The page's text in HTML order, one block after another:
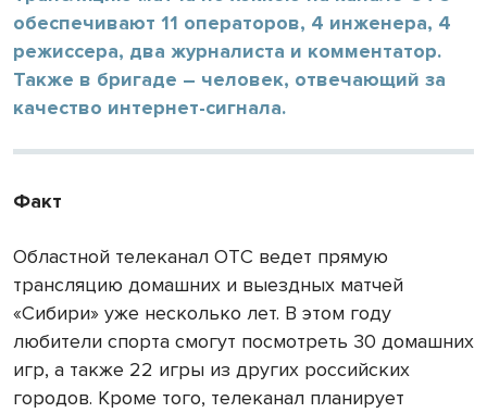
обеспечивают 11 операторов, 4 инженера, 4
режиссера, два журналиста и комментатор.
Также в бригаде – человек, отвечающий за
качество интернет-сигнала.
Факт
Областной телеканал ОТС ведет прямую
трансляцию домашних и выездных матчей
«Сибири» уже несколько лет. В этом году
любители спорта смогут посмотреть 30 домашних
игр, а также 22 игры из других российских
городов. Кроме того, телеканал планирует